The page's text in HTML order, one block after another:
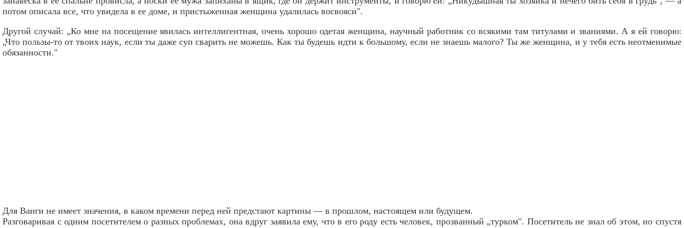
потом описала все, что увидела в ее доме, и пристыженная женщина удалилась восвояси".
Другой случай: „Ко мне на посещение явилась интеллигентная, очень хорошо одетая женщина, научный работник со всякими там титулами и званиями. А я ей говорю:
„Что пользы-то от твоих наук, если ты даже суп сварить не можешь. Как ты будешь идти к большому, если не знаешь малого? Ты же женщина, и у тебя есть неотменимые
обязанности."
Для Ванги не имеет значения, в каком времени перед ней предстают картины — в прошлом, настоящем или будущем.
Разговаривая с одним посетителем о разных проблемах, она вдруг заявила ему, что в его роду есть человек, прозванный „турком". Посетитель не знал об этом, но спустя